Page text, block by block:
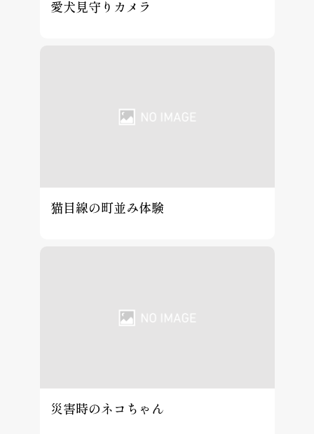
愛犬見守りカメラ
猫目線の町並み体験
災害時のネコちゃん